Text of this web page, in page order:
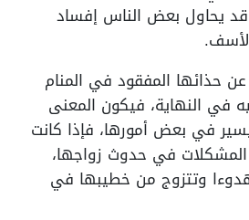
يحاول بعض الناس إفساد
عن حذائها المفقود في المنام
في النهاية، فيكون المعنى
في بعض أمورها، فإذا كانت
في حدوث زواجها،
وتتزوج من خطيبها في